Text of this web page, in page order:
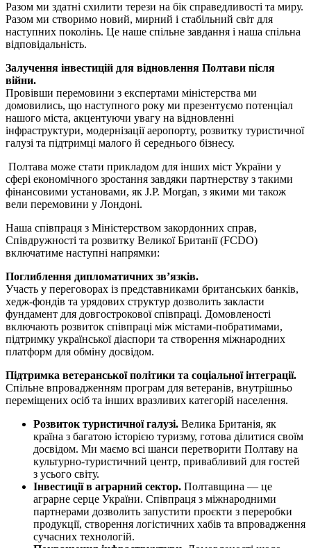
Разом ми здатні схилити терези на бік справедливості та миру.
Разом ми створимо новий, мирний і стабільний світ для
наступних поколінь. Це наше спільне завдання і наша спільна
відповідальність.
Залучення інвестицій для відновлення Полтави після
війни.
Провівши перемовини з експертами міністерства ми
домовились, що наступного року ми презентуємо потенціал
нашого міста, акцентуючи увагу на відновленні
інфраструктури, модернізації аеропорту, розвитку туристичної
галузі та підтримці малого й середнього бізнесу.
Полтава може стати прикладом для інших міст України у
сфері економічного зростання завдяки партнерству з такими
фінансовими установами, як J.P. Morgan, з якими ми також
вели перемовини у Лондоні.
Наша співпраця з Міністерством закордонних справ,
Співдружності та розвитку Великої Британії (FCDO)
включатиме наступні напрямки:
Поглиблення дипломатичних зв’язків.
Участь у переговорах із представниками британських банків,
хедж-фондів та урядових структур дозволить закласти
фундамент для довгострокової співпраці. Домовленості
включають розвиток співпраці між містами-побратимами,
підтримку української діаспори та створення міжнародних
платформ для обміну досвідом.
Підтримка ветеранської політики та соціальної інтеграції.
Спільне впровадженням програм для ветеранів, внутрішньо
переміщених осіб та інших вразливих категорій населення.
Розвиток туристичної галузі. Велика Британія, як
країна з багатою історією туризму, готова ділитися своїм
досвідом. Ми маємо всі шанси перетворити Полтаву на
культурно-туристичний центр, привабливий для гостей
з усього світу.
Інвестиції в аграрний сектор. Полтавщина — це
аграрне серце України. Співпраця з міжнародними
партнерами дозволить запустити проєкти з переробки
продукції, створення логістичних хабів та впровадження
сучасних технологій.